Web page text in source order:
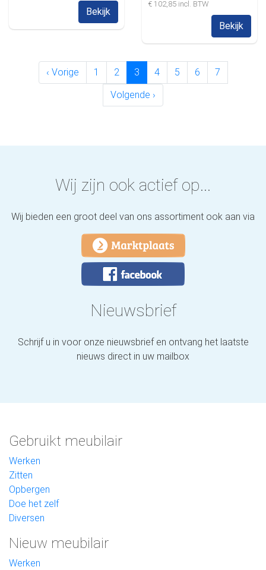
Bekijk
€ 102,85 incl. BTW
Bekijk
‹ Vorige 1 2 3 4 5 6
7
Volgende ›
Wij zijn ook actief op...
Wij bieden een groot deel van ons assortiment ook aan via
Nieuwsbrief
Schrijf u in voor onze nieuwsbrief en ontvang het laatste
nieuws direct in uw mailbox
Gebruikt meubilair
Werken
Zitten
Opbergen
Doe het zelf
Diversen
Nieuw meubilair
Werken